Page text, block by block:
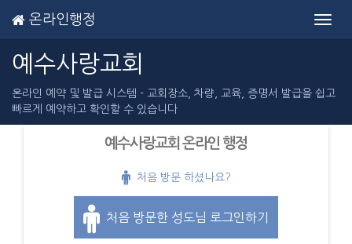
온라인행정
예수사랑교회
온라인 예약 및 발급 시스템 - 교회장소, 차량, 교육, 증명서 발급을 쉽고
빠르게 예약하고 확인할 수 있습니다
예수사랑교회 온라인 행정
처음 방문 하셨나요?
처음 방문한 성도님 로그인하기